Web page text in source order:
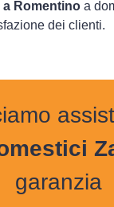
Romentino a
dei clienti.
garanzia